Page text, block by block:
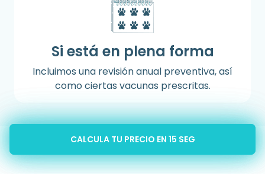
Si está en plena forma
Incluimos una revisión anual preventiva, así
como ciertas vacunas prescritas.
¡AVÍSAME!
CALCULA TU PRECIO EN 15 SEG